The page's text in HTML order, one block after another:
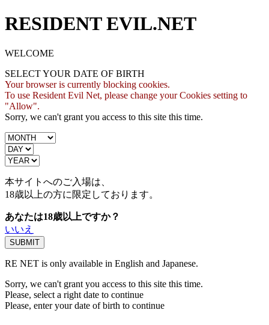
RESIDENT EVIL.NET
WELCOME
SELECT YOUR DATE OF BIRTH
Your browser is currently blocking cookies.
To use Resident Evil Net, please change your Cookies setting to
"Allow".
Sorry, we can't grant you access to this site this time.
本サイトへのご入場は、
18歳以上の方に限定しております。
あなたは18歳以上ですか？
いいえ
RE NET is only available in English and Japanese.
Sorry, we can't grant you access to this site this time.
Please, select a right date to continue
Please, enter your date of birth to continue